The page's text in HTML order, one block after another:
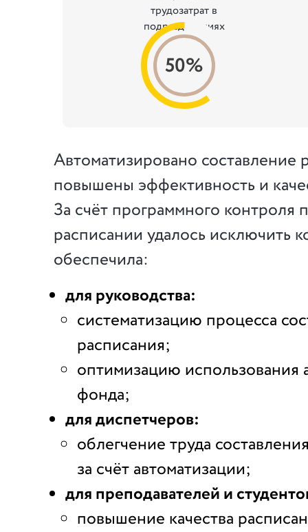
трудозатрат в
подразделениях
50%
Автоматизировано составление
повышены эффективность и
За счёт программного контроля
расписании удалось исключить
обеспечила:
для руководства:
систематизацию процесса
расписания;
оптимизацию использования
фонда;
для диспетчеров:
облегчение труда
за счёт автоматизации;
для преподавателей и
повышение качества